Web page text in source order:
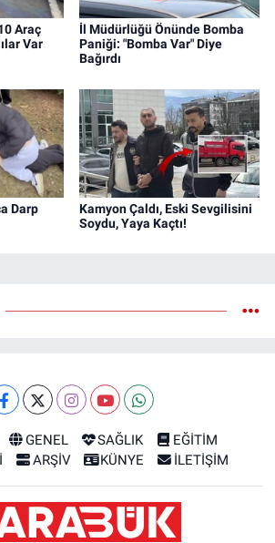
Araç
Var
İl Müdürlüğü Önünde Bomba
Paniği: "Bomba Var" Diye
Bağırdı
Darp
Kamyon Çaldı, Eski Sevgilisini
Soydu, Yaya Kaçtı!
GENEL SAĞLIK
EĞİTİM
ARŞİV KÜNYE İLETİŞİM